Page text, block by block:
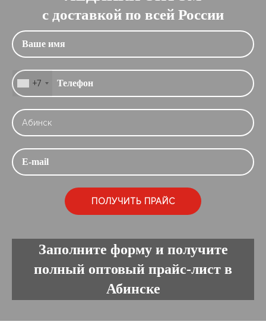
с доставкой по всей России
+7
Заполните форму и получите
полный оптовый прайс-лист в
Абинске